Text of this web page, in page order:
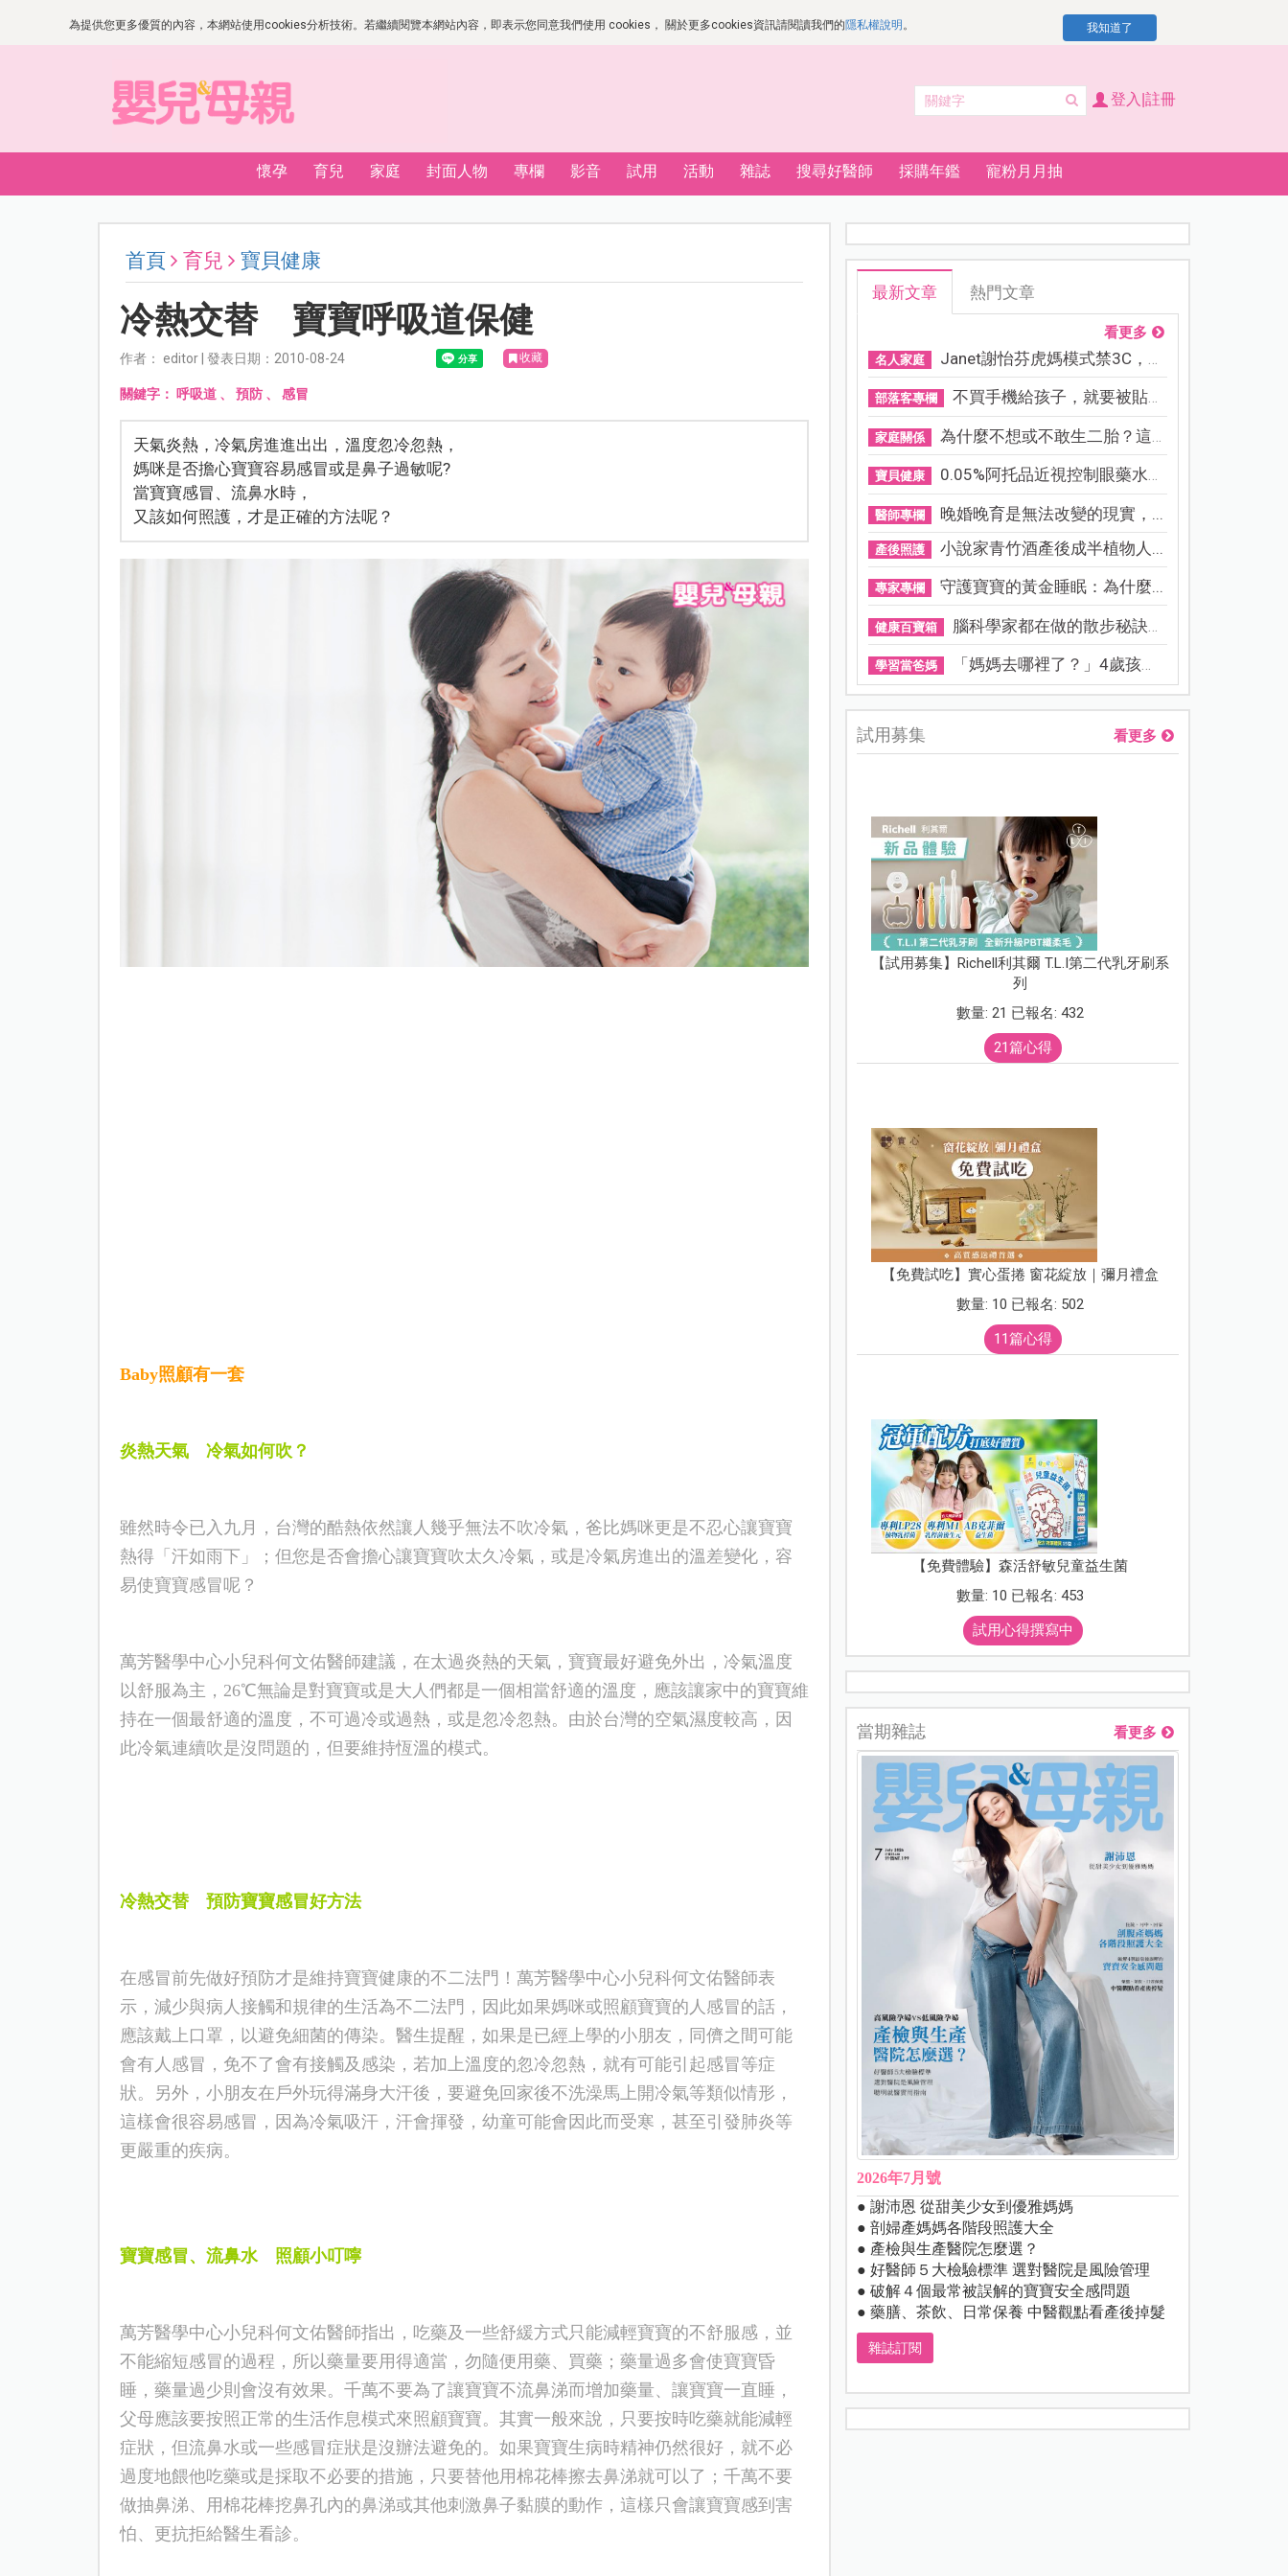
為提供您更多優質的內容，本網站使用cookies分析技術。若繼續閱覽本網站內容，即表示您同意我們使用 cookies， 關於更多cookies資訊請閱讀我們的隱私權說明 。 我知道了
登入|註冊
懷孕 育兒 家庭 封面人物 專欄 影音 試用 活動 雜誌 搜尋好醫師 採購年鑑 寵粉月月抽
首頁 育兒 寶貝健康
冷熱交替 寶寶呼吸道保健
作者： editor | 發表日期：2010-08-24 收藏
關鍵字： 呼吸道、 預防、 感冒
天氣炎熱，冷氣房進進出出，溫度忽冷忽熱，
媽咪是否擔心寶寶容易感冒或是鼻子過敏呢?
當寶寶感冒、流鼻水時，
又該如何照護，才是正確的方法呢？
Baby照顧有一套
炎熱天氣冷氣如何吹？
雖然時令已 入 九月 ，台灣的酷熱依然讓人幾乎無法不吹冷氣，爸比媽咪更是不忍心讓寶寶
熱得「汗如雨下」；但您是否會擔心讓寶寶吹太久冷氣，或是冷氣房進出的溫差變化，容
易使寶寶感冒呢？
萬芳醫學中心小兒科何文佑醫師建議，在太過炎熱的天氣，寶寶最好避免外出，冷氣溫度
以舒服為主， 26℃無論是對寶寶或是大人們都是一個相當舒適的溫度，應該讓家中的寶寶維
持在一個最舒適的溫度，不可過冷或過熱，或是忽冷忽熱。由於台灣的空氣濕度較高，因
此冷氣連續吹是沒問題的，但要維持恆溫的模式。
冷熱交替 預防寶寶感冒好方法
在感冒前先做好預防才是維持寶寶健康的不二法門！ 萬芳醫學中心小兒科何文佑醫師表
示，減少與病人接觸和規律的生活為不二法門，因此如果媽咪或照顧寶寶的人感冒的話，
應該戴上口罩，以避免細菌的傳染。醫生提醒，如果是已經上學的小朋友，同儕之間可能
會有人 感冒 ，免不了會有接觸及感染，若加上溫度的忽冷忽熱，就有可能引起感冒等症
狀。另外，小朋友在戶外玩得滿身大汗後，要避免回家後不洗澡馬上開冷氣等類似情形，
這樣會很容易感冒， 因為冷氣吸汗，汗會揮發，幼童可能會因此而受寒， 甚至引發肺炎等
更嚴重的疾病。
寶寶感冒、流鼻水 照顧小叮嚀
萬芳醫學中心小兒科何文佑醫師指出，吃藥及一些舒緩方式只能減輕寶寶的不舒服感，並
不能縮短感冒的過程，所以藥量要用得適當，勿隨便用藥、買藥 ； 藥量過多會使寶寶昏
睡，藥量過少則會沒有效果。千萬不要為了讓寶寶不流鼻涕而增加藥量、讓寶寶一直睡 ，
父母應該要按照正常的生活作息模式來照顧寶寶。其實一般來說，只要按時吃藥就能減輕
症狀， 但流鼻水或一些感冒症狀是沒辦法避免的。如果寶寶生病時精神仍然很好，就不必
過度地餵他吃藥或是採取不必要的措施，只要替他用棉花棒擦去鼻涕就可以了；千萬不要
做抽鼻涕、用棉花棒挖鼻孔內的鼻涕或其他刺激鼻子黏膜的動作，這樣只會讓寶寶感到害
怕、更抗拒給醫生看診。
最新文章 熱門文章
看更多
名人家庭 Janet謝怡芬虎媽模式禁3C，看...
部落客專欄 不買手機給孩子，就要被貼「...
家庭關係 為什麼不想或不敢生二胎？這8...
寶貝健康 0.05%阿托品近視控制眼藥水納...
醫師專欄 晚婚晚育是無法改變的現實，...
產後照護 小說家青竹酒產後成半植物人...
專家專欄 守護寶寶的黃金睡眠：為什麼...
健康百寶箱 腦科學家都在做的散步秘訣！...
學習當爸媽 「媽媽去哪裡了？」4歲孩子還...
試用募集 看更多
【試用募集】Richell利其爾 T.L.I第二代乳牙刷系
列
數量: 21 已報名: 432
21篇心得
【免費試吃】實心蛋捲 窗花綻放｜彌月禮盒
數量: 10 已報名: 502
11篇心得
【免費體驗】森活舒敏兒童益生菌
數量: 10 已報名: 453
試用心得撰寫中
當期雜誌 看更多
2026年7月號
● 謝沛恩 從甜美少女到優雅媽媽
● 剖婦產媽媽各階段照護大全
● 產檢與生產醫院怎麼選？
● 好醫師５大檢驗標準 選對醫院是風險管理
● 破解４個最常被誤解的寶寶安全感問題
● 藥膳、茶飲、日常保養 中醫觀點看產後掉髮
雜誌訂閱